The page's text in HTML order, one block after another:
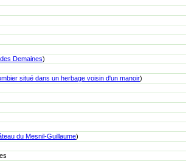
Demaines)
situé dans un herbage voisin d'un manoir)
du Mesnil-Guillaume)